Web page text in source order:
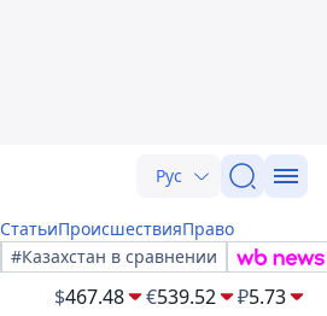
Рус
СтатьиПроисшествияПраво
#Казахстан в сравнении
$467.48 €539.52 ₽5.73